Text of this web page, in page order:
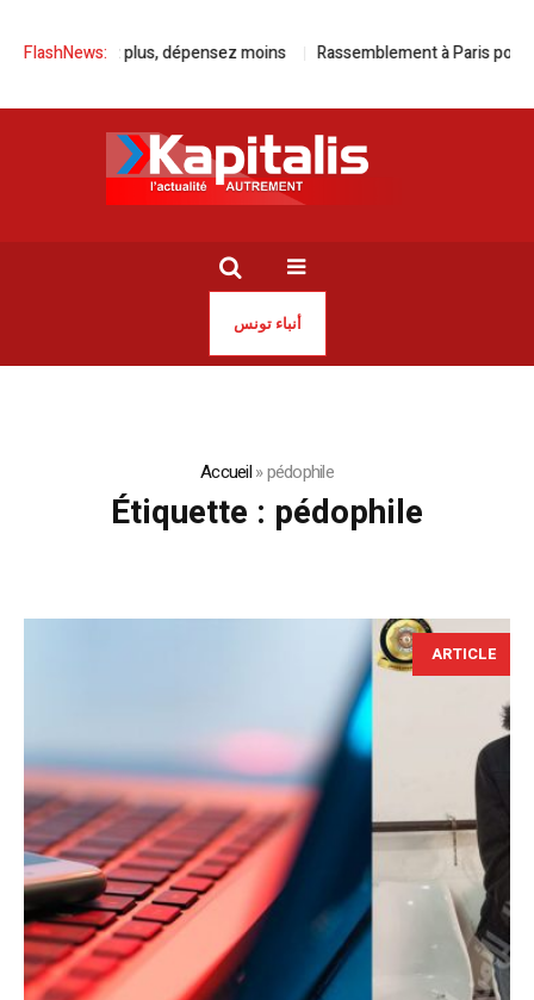
FlashNews:
Kia, roulez plus, dépensez moins Rassemblement à Paris pour la
أنباء تونس
Accueil»pédophile
Étiquette : pédophile
ARTICLE